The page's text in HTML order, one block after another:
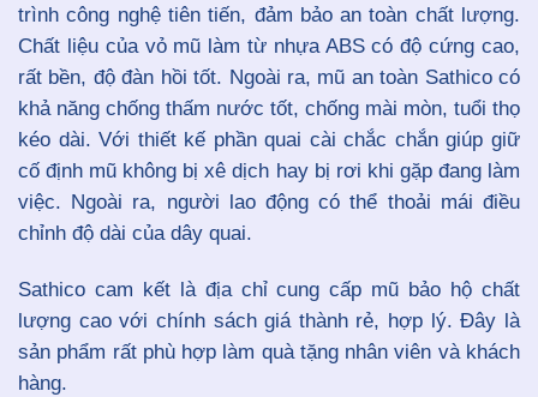
trình công nghệ tiên tiến, đảm bảo an toàn chất lượng.
Chất liệu của vỏ mũ làm từ nhựa ABS có độ cứng cao,
rất bền, độ đàn hồi tốt. Ngoài ra, mũ an toàn Sathico có
khả năng chống thấm nước tốt, chống mài mòn, tuổi thọ
kéo dài. Với thiết kế phần quai cài chắc chắn giúp giữ
cố định mũ không bị xê dịch hay bị rơi khi gặp đang làm
việc. Ngoài ra, người lao động có thể thoải mái điều
chỉnh độ dài của dây quai.
Sathico cam kết là địa chỉ cung cấp mũ bảo hộ chất
lượng cao với chính sách giá thành rẻ, hợp lý. Đây là
sản phẩm rất phù hợp làm quà tặng nhân viên và khách
hàng.